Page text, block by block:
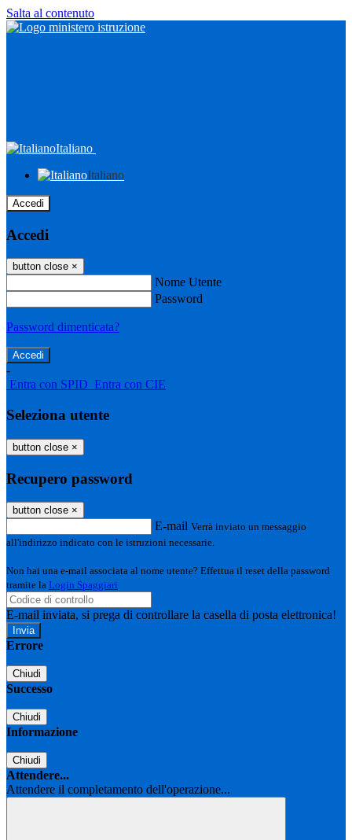
Salta al contenuto
Italiano
Italiano
Accedi
Accedi
button close ×
Nome Utente
Password
Password dimenticata?
-
Entra con SPID Entra con CIE
Seleziona utente
button close ×
Recupero password
button close ×
E-mail Verrà inviato un messaggio
all'indirizzo indicato con le istruzioni necessarie.
Non hai una e-mail associata al nome utente? Effettua il reset della password
tramite la Login Spaggiari
E-mail inviata, si prega di controllare la casella di posta elettronica!
Errore
Chiudi
Successo
Chiudi
Informazione
Chiudi
Attendere...
Attendere il completamento dell'operazione...